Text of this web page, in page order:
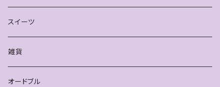
スイーツ
雑貨
オードブル